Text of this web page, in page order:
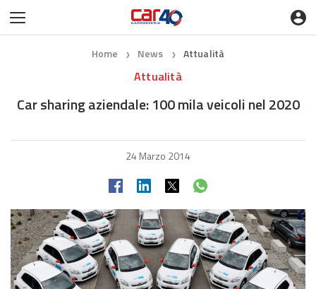
Home ❯ News ❯ Attualità
Attualità
Car sharing aziendale: 100 mila veicoli nel 2020
24 Marzo 2014